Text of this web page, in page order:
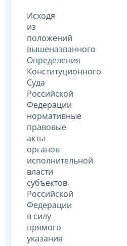
Исходя
из
положений
вышеназванного
Определения
Конституционного
Суда
Российской
Федерации
нормативные
правовые
акты
органов
исполнительной
власти
субъектов
Российской
Федерации
в силу
прямого
указания